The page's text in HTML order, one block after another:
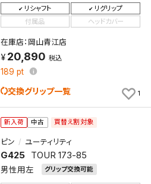
リシャフト
リグリップ
付属品
ヘッドカバー
在庫店：岡山青江店
20,890 税込
189 pt
交換グリップ一覧 1
新入荷 中古 買替え割対象
ピン ユーティリティ
G425 TOUR 173-85
男性用左 グリップ交換可能